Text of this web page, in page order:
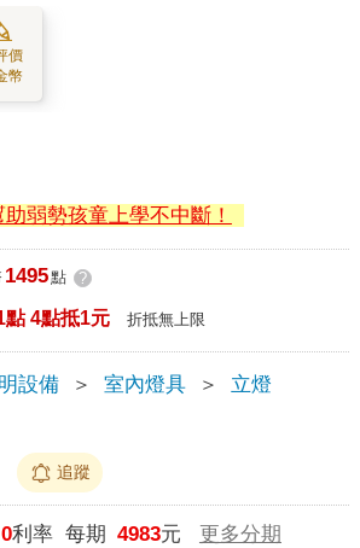
價
幣
弱勢孩童上學不中斷！
1495點 ?
點 4點抵1元 折抵無上限
設備 ＞ 室內燈具 ＞ 立燈
追蹤
0利率 每期 4983元 更多分期